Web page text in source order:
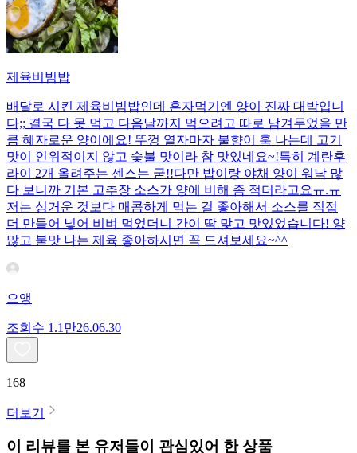
제육비빔밥
배달로 시킨 제육비빔밥인데 혼자먹기엔 양이 진짜 대박입니
다;; 결국 다 못 먹고 다음날까지 먹으려고 따로 남겨두었을 만
큼 혜자로운 양이에요! 뚜껑 열자마자 불향이 훅 나는데 고기
맛이 인위적이지 않고 숯불 맛이라 참 맛있네요~!특히 계란후
라이 2개 올려주는 센스는 굳!! ​다만 밥이랑 야채 양이 워낙 많
다 보니까 기본 고추장 소스가 양에 비해 좀 적더라고요ㅠ.ㅠ
저는 싱거운 것보다 매콤하게 먹는 걸 좋아해서 소스를 직접
더 만들어 넣어 비벼 먹었더니 간이 딱 맞고 맛있었습니다! 양
많고 불맛 나는 제육 좋아하시면 꼭 드셔보세요~^^
으앵
조회수 1.1만26.06.30
168
더보기
이 리뷰를 본 유저들이 관심있어 한 상품